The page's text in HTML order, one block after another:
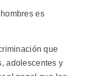
es
que
adolescentes y